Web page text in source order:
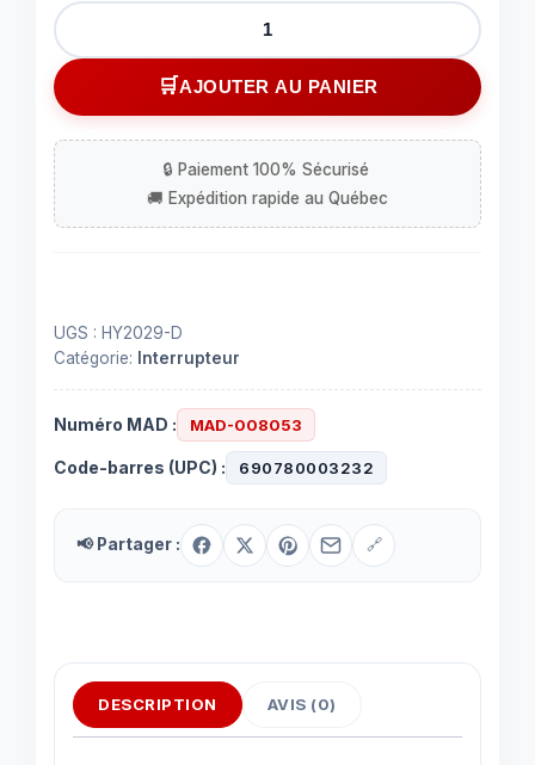
quantité
de
Interrupteur
à
On-
Off
noir
AJOUTER AU PANIER
UGS : HY2029-D
Catégorie:
Interrupteur
Numéro MAD : MAD-008053
Code-barres (UPC) : 690780003232
📢 Partager : 🔗
DESCRIPTION AVIS (0)